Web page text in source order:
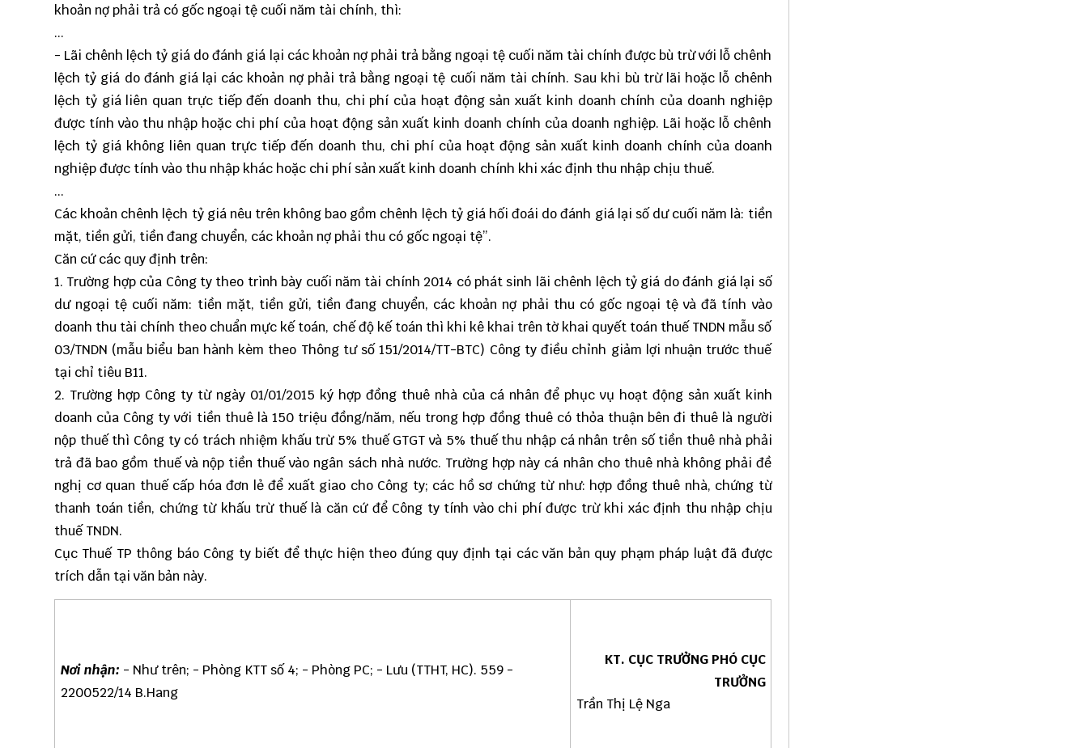
khoản nợ phải trả có gốc ngoại tệ cuối năm tài chính, thì:
...
- Lãi chênh lệch tỷ giá do đánh giá lại các khoản nợ phải trả bằng ngoại tệ cuối năm tài chính được bù trừ với lỗ chênh
lệch tỷ giá do đánh giá lại các khoản nợ phải trả bằng ngoại tệ cuối năm tài chính. Sau khi bù trừ lãi hoặc lỗ chênh
lệch tỷ giá liên quan trực tiếp đến doanh thu, chi phí của hoạt động sản xuất kinh doanh chính của doanh nghiệp
được tính vào thu nhập hoặc chi phí của hoạt động sản xuất kinh doanh chính của doanh nghiệp. Lãi hoặc lỗ chênh
lệch tỷ giá không liên quan trực tiếp đến doanh thu, chi phí của hoạt động sản xuất kinh doanh chính của doanh
nghiệp được tính vào thu nhập khác hoặc chi phí sản xuất kinh doanh chính khi xác định thu nhập chịu thuế.
...
Các khoản chênh lệch tỷ giá nêu trên không bao gồm chênh lệch tỷ giá hối đoái do đánh giá lại số dư cuối năm là: tiền
mặt, tiền gửi, tiền đang chuyển, các khoản nợ phải thu có gốc ngoại tệ”.
Căn cứ các quy định trên:
1. Trường hợp của Công ty theo trình bày cuối năm tài chính 2014 có phát sinh lãi chênh lệch tỷ giá do đánh giá lại số
dư ngoại tệ cuối năm: tiền mặt, tiền gửi, tiền đang chuyển, các khoản nợ phải thu có gốc ngoại tệ và đã tính vào
doanh thu tài chính theo chuẩn mực kế toán, chế độ kế toán thì khi kê khai trên tờ khai quyết toán thuế TNDN mẫu số
03/TNDN (mẫu biểu ban hành kèm theo Thông tư số 151/2014/TT-BTC) Công ty điều chỉnh giảm lợi nhuận trước thuế
tại chỉ tiêu B11.
2. Trường hợp Công ty từ ngày 01/01/2015 ký hợp đồng thuê nhà của cá nhân để phục vụ hoạt động sản xuất kinh
doanh của Công ty với tiền thuê là 150 triệu đồng/năm, nếu trong hợp đồng thuê có thỏa thuận bên đi thuê là người
nộp thuế thì Công ty có trách nhiệm khấu trừ 5% thuế GTGT và 5% thuế thu nhập cá nhân trên số tiền thuê nhà phải
trả đã bao gồm thuế và nộp tiền thuế vào ngân sách nhà nước. Trường hợp này cá nhân cho thuê nhà không phải đề
nghị cơ quan thuế cấp hóa đơn lẻ để xuất giao cho Công ty; các hồ sơ chứng từ như: hợp đồng thuê nhà, chứng từ
thanh toán tiền, chứng từ khấu trừ thuế là căn cứ để Công ty tính vào chi phí được trừ khi xác định thu nhập chịu
thuế TNDN.
Cục Thuế TP thông báo Công ty biết để thực hiện theo đúng quy định tại các văn bản quy phạm pháp luật đã được
trích dẫn tại văn bản này.
Nơi nhận: - Như trên; - Phòng KTT số 4; - Phòng PC; - Lưu (TTHT, HC). 559 -
2200522/14 B.Hang
KT. CỤC TRƯỞNG PHÓ CỤC
TRƯỞNG
Trần Thị Lệ Nga